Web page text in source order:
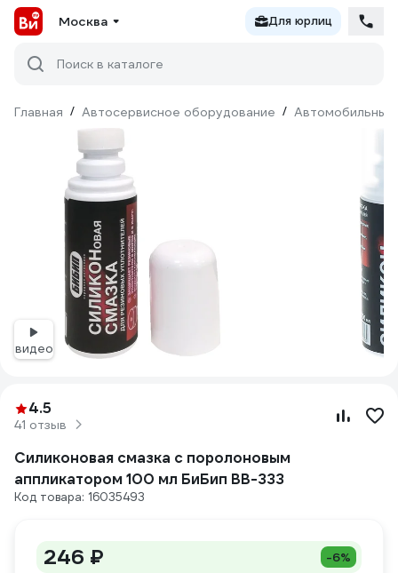
Москва Для юрлиц
Поиск в каталоге
Главная / Автосервисное оборудование / Автомобильные
видео
4.5
41 отзыв
Силиконовая смазка с поролоновым
аппликатором 100 мл БиБип BB-333
Код товара: 16035493
246 ₽ -6%